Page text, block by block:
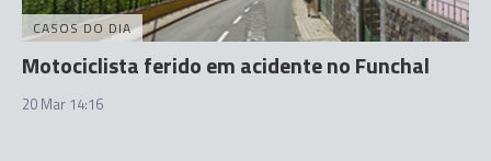
CASOS DO DIA
Motociclista ferido em acidente no Funchal
20 Mar 14:16